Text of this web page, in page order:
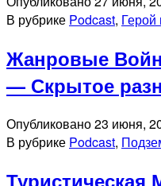
В рубрике Podcast, Герой
Жанровые
— Скрытое
Опубликовано23 июня,
В рубрике Podcast,
Туристическая